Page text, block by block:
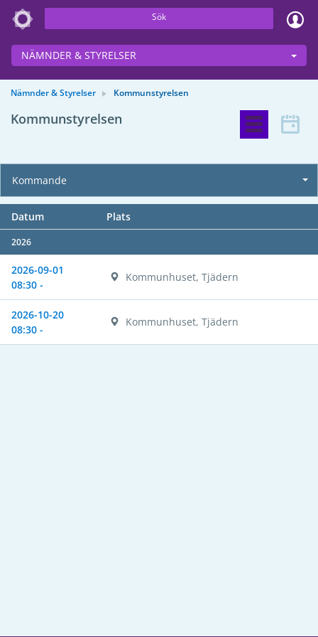
Sök
NÄMNDER & STYRELSER
Nämnder & Styrelser Kommunstyrelsen
Kommunstyrelsen
Kommande
Datum Plats
2026
2026-09-01
08:30 -
Kommunhuset, Tjädern
2026-10-20
08:30 -
Kommunhuset, Tjädern